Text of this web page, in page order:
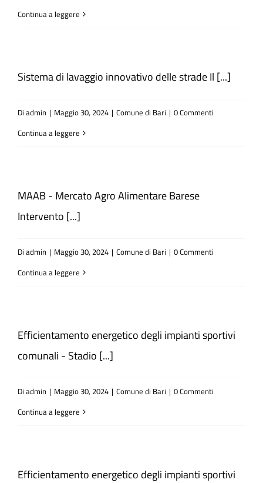
Continua a leggere
Sistema di lavaggio innovativo delle strade Il [...]
Di admin | Maggio 30, 2024 | Comune di Bari | 0 Commenti
Continua a leggere
MAAB - Mercato Agro Alimentare Barese
Intervento [...]
Di admin | Maggio 30, 2024 | Comune di Bari | 0 Commenti
Continua a leggere
Efficientamento energetico degli impianti sportivi
comunali - Stadio [...]
Di admin | Maggio 30, 2024 | Comune di Bari | 0 Commenti
Continua a leggere
Efficientamento energetico degli impianti sportivi